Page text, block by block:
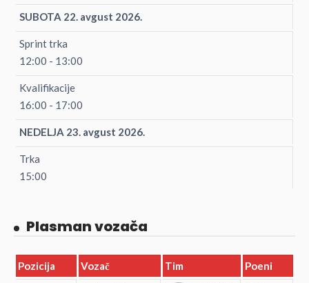
SUBOTA 22. avgust 2026.
Sprint trka
12:00 - 13:00
Kvalifikacije
16:00 - 17:00
NEDELJA 23. avgust 2026.
Trka
15:00
Plasman vozača
Pozicija Vozač Tim
Poeni